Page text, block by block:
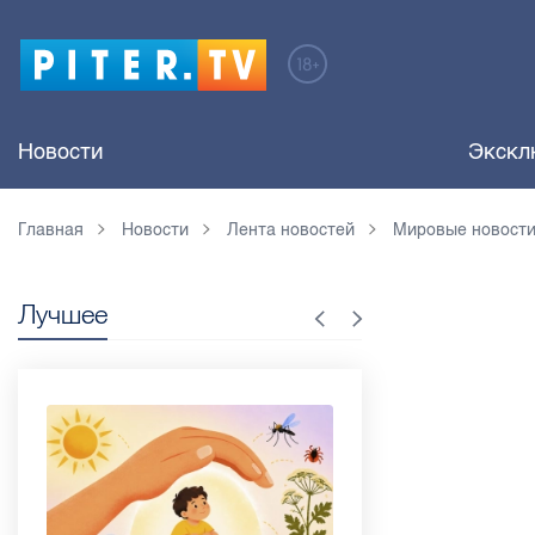
Новости
Главная Новости Лента новостей Мировые новости
Лучшее